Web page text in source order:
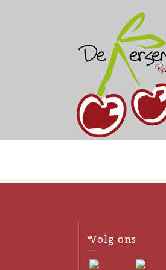
Volg ons